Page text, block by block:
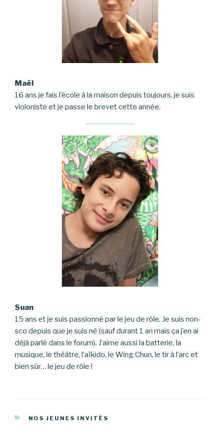
Maël
16 ans je fais l’école à la maison depuis toujours, je suis
violoniste et je passe le brevet cette année.
Suan
15 ans et je suis passionné par le jeu de rôle. Je suis non-
sco depuis que je suis né (sauf durant 1 an mais ça j’en ai
déjà parlé dans le forum). J’aime aussi la batterie, la
musique, le théâtre, l’aïkido, le Wing Chun, le tir à l’arc et
bien sûr… le jeu de rôle !
CATÉGORIES
NOS JEUNES INVITÉS